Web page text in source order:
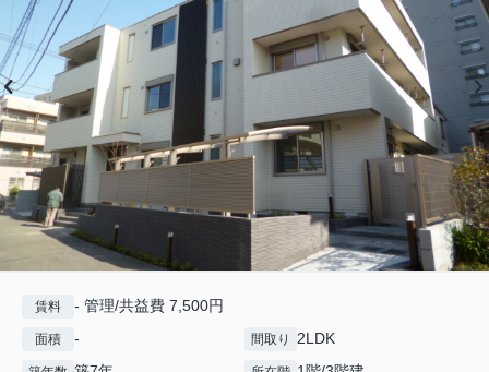
賃料 - 管理/共益費 7,500円
面積 - 間取り 2LDK